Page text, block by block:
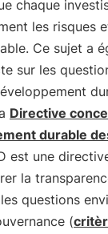
chaque
les risques
Ce sujet a
sur les
Directive
durable
est une
la
questions
(